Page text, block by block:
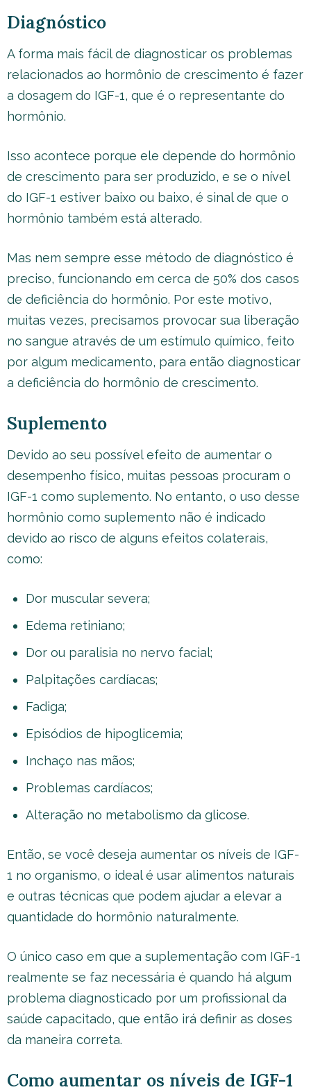
Diagnóstico
A forma mais fácil de diagnosticar os problemas
relacionados ao hormônio de crescimento é fazer
a dosagem do IGF-1, que é o representante do
hormônio.
Isso acontece porque ele depende do hormônio
de crescimento para ser produzido, e se o nível
do IGF-1 estiver baixo ou baixo, é sinal de que o
hormônio também está alterado.
Mas nem sempre esse método de diagnóstico é
preciso, funcionando em cerca de 50% dos casos
de deficiência do hormônio. Por este motivo,
muitas vezes, precisamos provocar sua liberação
no sangue através de um estímulo químico, feito
por algum medicamento, para então diagnosticar
a deficiência do hormônio de crescimento.
Suplemento
Devido ao seu possível efeito de aumentar o
desempenho físico, muitas pessoas procuram o
IGF-1 como suplemento. No entanto, o uso desse
hormônio como suplemento não é indicado
devido ao risco de alguns efeitos colaterais,
como:
Dor muscular severa;
Edema retiniano;
Dor ou paralisia no nervo facial;
Palpitações cardíacas;
Fadiga;
Episódios de hipoglicemia;
Inchaço nas mãos;
Problemas cardíacos;
Alteração no metabolismo da glicose.
Então, se você deseja aumentar os níveis de IGF-
1 no organismo, o ideal é usar alimentos naturais
e outras técnicas que podem ajudar a elevar a
quantidade do hormônio naturalmente.
O único caso em que a suplementação com IGF-1
realmente se faz necessária é quando há algum
problema diagnosticado por um profissional da
saúde capacitado, que então irá definir as doses
da maneira correta.
Como aumentar os níveis de IGF-1